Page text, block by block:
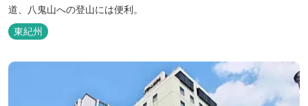
道、八鬼山への登山には便利。
東紀州